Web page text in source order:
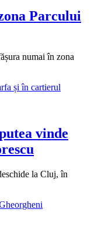
Parcului
numai în zona
vinde
la Cluj, în